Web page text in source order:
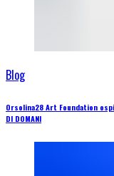
Blog
Orsolina28 Art Foundation
DI DOMANI